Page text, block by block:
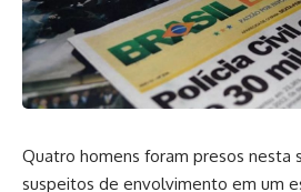
Quatro homens foram presos nesta
suspeitos de envolvimento em um